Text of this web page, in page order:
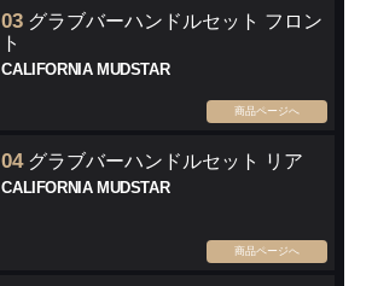
03 グラブバーハンドルセット フロン
ト
CALIFORNIA MUDSTAR
商品ページへ
04グラブバーハンドルセット リア
CALIFORNIA MUDSTAR
商品ページへ